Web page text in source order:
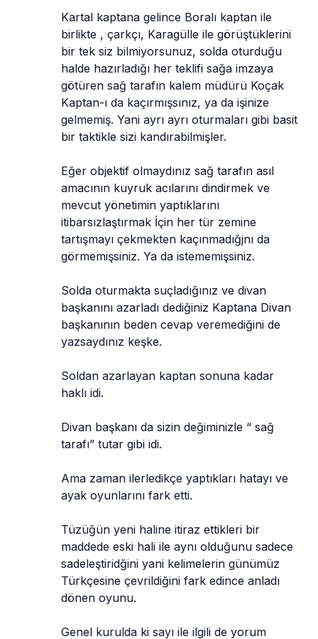
Kartal kaptana gelince Boralı kaptan ile
birlikte , çarkçı, Karagülle ile görüştüklerini
bir tek siz bilmiyorsunuz, solda oturduğu
halde hazırladığı her teklifi sağa imzaya
götüren sağ tarafın kalem müdürü Koçak
Kaptan-ı da kaçırmışsınız, ya da işinize
gelmemiş. Yani ayrı ayrı oturmaları gibi basit
bir taktikle sizi kandırabilmişler.
Eğer objektif olmaydınız sağ tarafın asıl
amacının kuyruk acılarını dindirmek ve
mevcut yönetimin yaptıklarını
itibarsızlaştırmak İçin her tür zemine
tartışmayı çekmekten kaçınmadığjnı da
görmemişsiniz. Ya da istememişsiniz.
Solda oturmakta suçladığınız ve divan
başkanını azarladı dediğiniz Kaptana Divan
başkanının beden cevap veremediğini de
yazsaydınız keşke.
Soldan azarlayan kaptan sonuna kadar
haklı idi.
Divan başkanı da sizin değiminizle “ sağ
tarafı” tutar gibi idi.
Ama zaman ilerledikçe yaptıkları hatayı ve
ayak oyunlarını fark etti.
Tüzüğün yeni haline itiraz ettikleri bir
maddede eski hali ile aynı olduğunu sadece
sadeleştiridğini yani kelimelerin günümüz
Türkçesine çevrildiğini fark edince anladı
dönen oyunu.
Genel kurulda ki sayı ile ilgili de yorum